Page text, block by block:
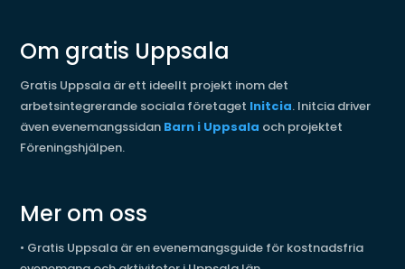
Om gratis Uppsala
Gratis Uppsala är ett ideellt projekt inom det
arbetsintegrerande sociala företaget Initcia. Initcia driver
även evenemangssidan Barn i Uppsala och projektet
Föreningshjälpen.
Mer om oss
• Gratis Uppsala är en evenemangsguide för kostnadsfria